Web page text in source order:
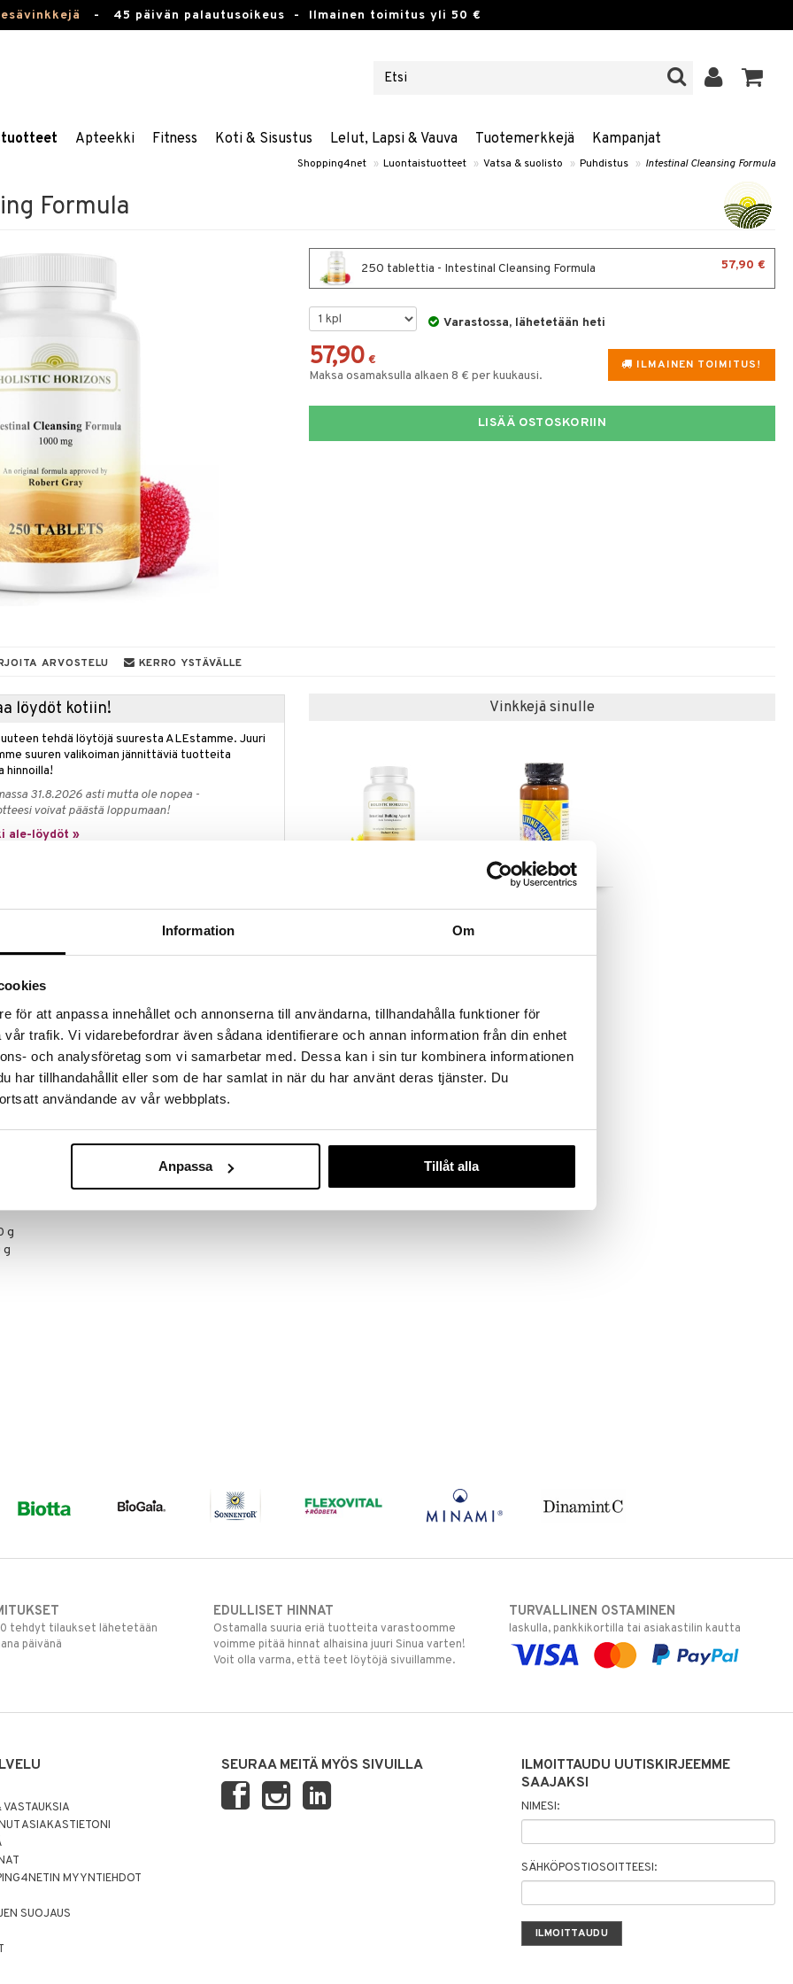
Information Om
för att anpassa innehållet och annonserna till användarna, tillhandahålla funktioner för
trafik. Vi vidarebefordrar även sådana identifierare och annan information från din enhet
och analysföretag som vi samarbetar med. Dessa kan i sin tur kombinera informationen
har tillhandahållit eller som de har samlat in när du har använt deras tjänster. Du
användande av vår webbplats.
Anpassa Tillåt alla
- 45 päivän palautusoikeus - Ilmainen toimitus yli 50 €
Apteekki Fitness Koti & Sisustus Lelut, Lapsi & Vauva Tuotemerkkejä Kampanjat
Shopping4net » Luontaistuotteet » Vatsa & suolisto » Puhdistus » Intestinal Cleansing Formula
Formula
250 tablettia - Intestinal Cleansing Formula 57,90 €
Varastossa, lähetetään heti
ILMAINEN TOIMITUS!
57,90 €
Maksa osamaksulla alkaen 8 € per kuukausi.
LISÄÄ OSTOSKORIIN
ARVOSTELU KERRO YSTÄVÄLLE
löydöt kotiin!
tehdä löytöjä suuresta ALEstamme. Juuri
suuren valikoiman jännittäviä tuotteita
hinnoilla!
31.8.2026 asti mutta ole nopea -
voivat päästä loppumaan!
ale-löydöt »
Holistic Horizons -sarjaan, jonka on luonut Robert
tablettimuodossa.
ei saa ylittää. Ravintolisiä ei tule
Säilytettävä pienten lasten
piharatamo, rosmariini,
ja puuvillansiemenöljy.
g
g
Vinkkejä sinulle
31,90
VITAL BODY & SOUL
39,90
tehdyt tilaukset lähetetään
päivänä
EDULLISET HINNAT
Ostamalla suuria eriä tuotteita varastoomme
voimme pitää hinnat alhaisina juuri Sinua varten!
Voit olla varma, että teet löytöjä sivuillamme.
TURVALLINEN OSTAMINEN
laskulla, pankkikortilla tai asiakastilin kautta
ASIAKASTIETONI
MYYNTIEHDOT
SUOJAUS
SEURAA MEITÄ MYÖS SIVUILLA
ILMOITTAUDU UUTISKIRJEEMME
SAAJAKSI
NIMESI:
SÄHKÖPOSTIOSOITTEESI: